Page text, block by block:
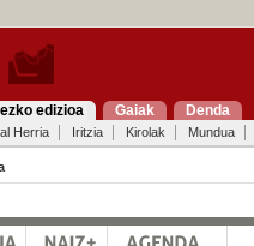
edizioa Gaiak Denda
Herria Iritzia Kirolak Mundua